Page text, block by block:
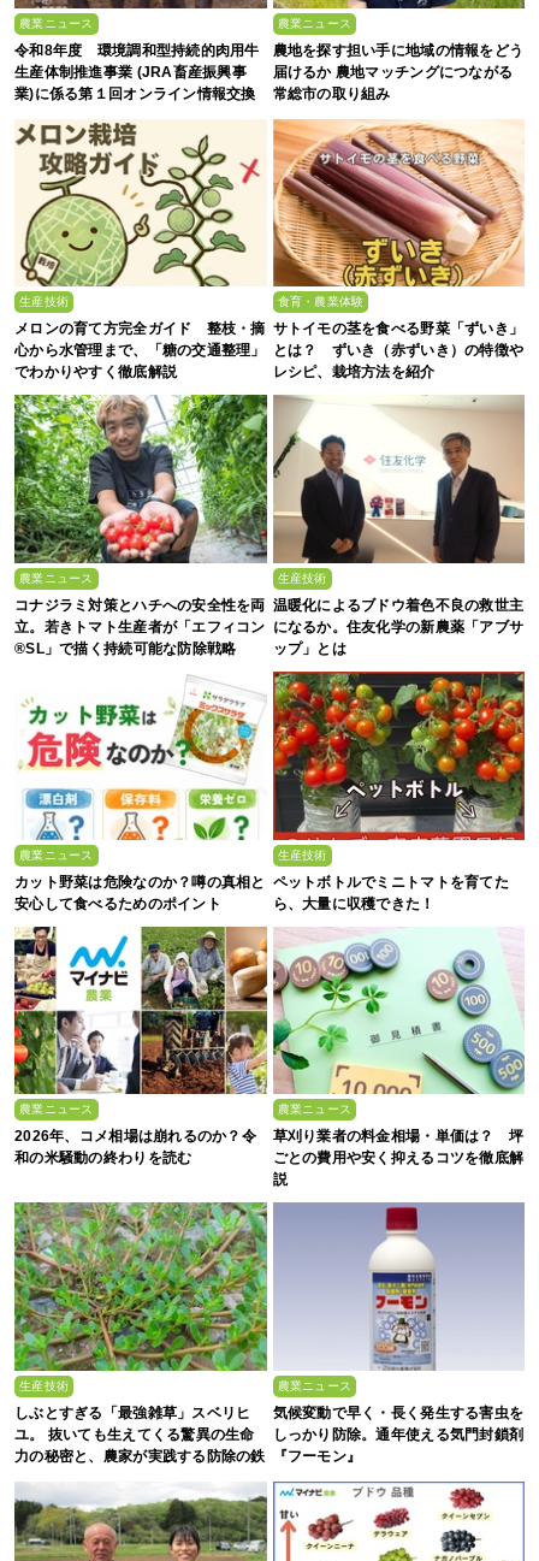
農業ニュース
令和8年度 環境調和型持続的肉用牛
生産体制推進事業 (JRA畜産振興事
業)に係る第１回オンライン情報交換
農業ニュース
農地を探す担い手に地域の情報をどう
届けるか 農地マッチングにつながる
常総市の取り組み
生産技術
メロンの育て方完全ガイド 整枝・摘
心から水管理まで、「糖の交通整理」
でわかりやすく徹底解説
食育・農業体験
サトイモの茎を食べる野菜「ずいき」
とは？ ずいき（赤ずいき）の特徴や
レシピ、栽培方法を紹介
農業ニュース
コナジラミ対策とハチへの安全性を両
立。若きトマト生産者が「エフィコン
®SL」で描く持続可能な防除戦略
生産技術
温暖化によるブドウ着色不良の救世主
になるか。住友化学の新農薬「アブサ
ップ」とは
農業ニュース
カット野菜は危険なのか？噂の真相と
安心して食べるためのポイント
生産技術
ペットボトルでミニトマトを育てた
ら、大量に収穫できた！
農業ニュース
2026年、コメ相場は崩れるのか？令
和の米騒動の終わりを読む
農業ニュース
草刈り業者の料金相場・単価は？ 坪
ごとの費用や安く抑えるコツを徹底解
説
生産技術
しぶとすぎる「最強雑草」スベリヒ
ユ。 抜いても生えてくる驚異の生命
力の秘密と、農家が実践する防除の鉄
則
農業ニュース
気候変動で早く・長く発生する害虫を
しっかり防除。通年使える気門封鎖剤
『フーモン』